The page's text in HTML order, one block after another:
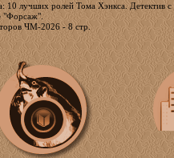
10 лучших ролей Тома Хэнкса. Детектив
"Форсаж".
ЧМ-2026 - 8 стр.